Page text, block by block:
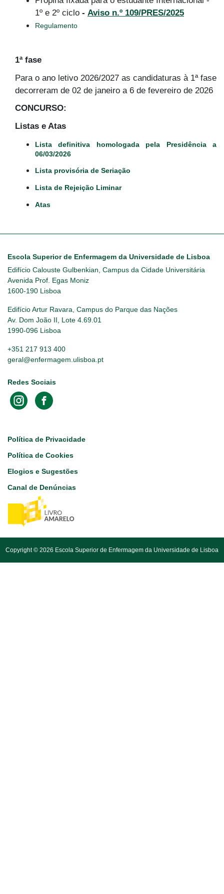
1º e 2º ciclo - Aviso n.º 109/PRES/2025
Regulamento
1ª fase
Para o ano letivo 2026/2027 as candidaturas à 1ª fase
decorreram de 02 de janeiro a 6 de fevereiro de 2026
CONCURSO:
Listas e Atas
Lista definitiva homologada pela Presidência a
06/03/2026
Lista provisória de Seriação
Lista de Rejeição Liminar
Atas
Escola Superior de Enfermagem da Universidade de Lisboa
Edifício Calouste Gulbenkian, Campus da Cidade Universitária
Avenida Prof. Egas Moniz
1600-190 Lisboa
Edifício Artur Ravara, Campus do Parque das Nações
Av. Dom João II, Lote 4.69.01
1990-096 Lisboa
+351 217 913 400
geral@enfermagem.ulisboa.pt
Redes Sociais
Footer
Política de Privacidade
Política de Cookies
Elogios e Sugestões
Canal de Denúncias
Copyright © 2026 Escola Superior de Enfermagem da Universidade de Lisboa